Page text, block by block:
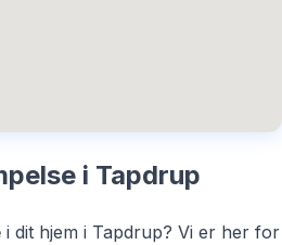
i Tapdrup
dit hjem i Tapdrup? Vi er her for